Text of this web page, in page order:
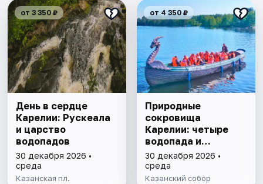
от 3 350 ₽
День в сердце
Карелии: Рускеала
и царство
водопадов
30 декабря 2026 •
среда
Казанская пл.
от 4 350 ₽
Природные
сокровища
Карелии: четыре
водопада и
однодневное
плавание на ладье
среди ладожских
30 декабря 2026 •
среда
Казанский собор